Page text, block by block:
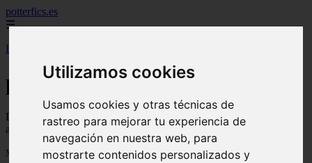
Utilizamos cookies
Usamos cookies y otras técnicas de
rastreo para mejorar tu experiencia de
navegación en nuestra web, para
mostrarte contenidos personalizados y
potterfics.es
☰
Inicio
potterfics
Descubre todas las noticias de la categoría potterfics. Artículos
actualizados y contenido de calidad en potterfics.es.
Mostrando 3913 - 3915 de 3915 artículos